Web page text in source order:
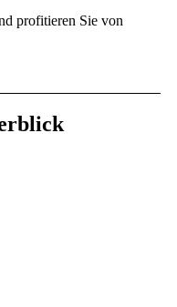
profitieren Sie von